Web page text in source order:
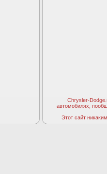
Chrysler-
автомобилях,
Этот сайт